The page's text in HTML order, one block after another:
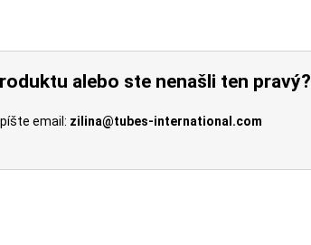
alebo ste nenašli ten pravý?
email: zilina@tubes-international.com